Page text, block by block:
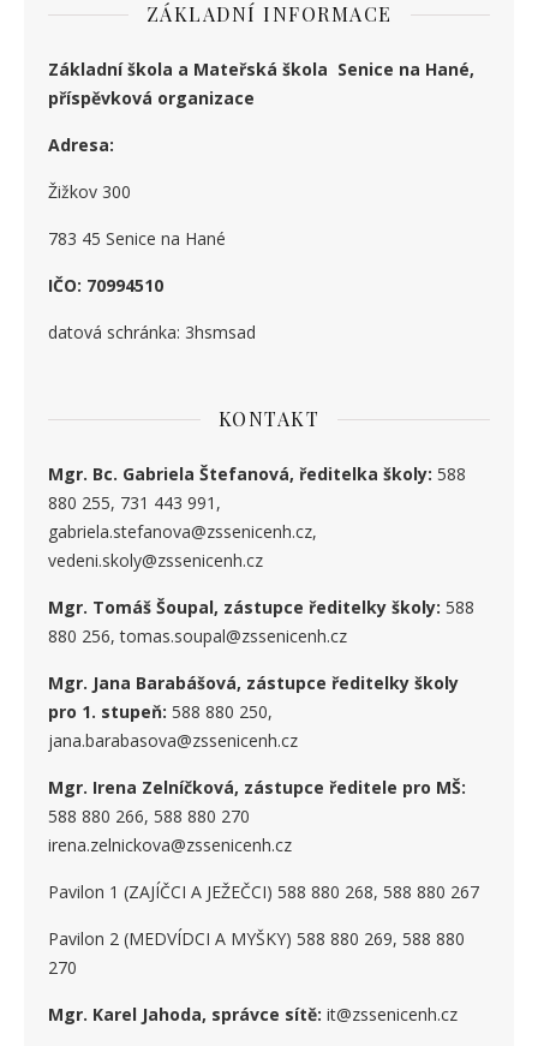
ZÁKLADNÍ INFORMACE
Základní škola a Mateřská škola Senice na Hané,
příspěvková organizace
Adresa:
Žižkov 300
783 45 Senice na Hané
IČO: 70994510
datová schránka: 3hsmsad
KONTAKT
Mgr. Bc. Gabriela Štefanová, ředitelka školy: 588
880 255, 731 443 991,
gabriela.stefanova@zssenicenh.cz,
vedeni.skoly@zssenicenh.cz
Mgr. Tomáš Šoupal, zástupce ředitelky školy: 588
880 256, tomas.soupal@zssenicenh.cz
Mgr. Jana Barabášová, zástupce ředitelky školy
pro 1. stupeň: 588 880 250,
jana.barabasova@zssenicenh.cz
Mgr. Irena Zelníčková, zástupce ředitele pro MŠ:
588 880 266, 588 880 270
irena.zelnickova@zssenicenh.cz
Pavilon 1 (ZAJÍČCI A JEŽEČCI) 588 880 268, 588 880 267
Pavilon 2 (MEDVÍDCI A MYŠKY) 588 880 269, 588 880
270
Mgr. Karel Jahoda, správce sítě: it@zssenicenh.cz